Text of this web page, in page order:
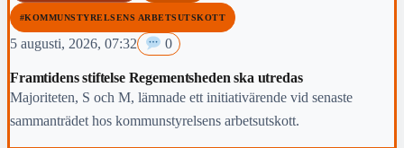
#KOMMUNSTYRELSENS ARBETSUTSKOTT
5 augusti, 2026, 07:32 0
Framtidens stiftelse Regementsheden ska utredas
Majoriteten, S och M, lämnade ett initiativärende vid senaste
sammanträdet hos kommunstyrelsens arbetsutskott.